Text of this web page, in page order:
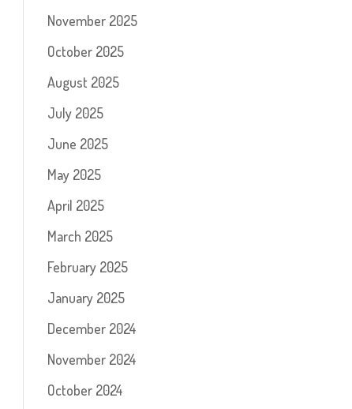
November 2025
October 2025
August 2025
July 2025
June 2025
May 2025
April 2025
March 2025
February 2025
January 2025
December 2024
November 2024
October 2024